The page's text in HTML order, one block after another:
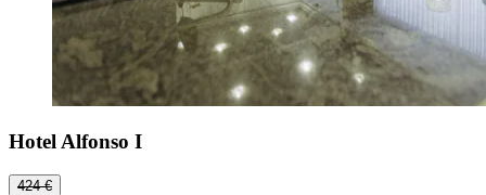
Hotel Alfonso I
424 €